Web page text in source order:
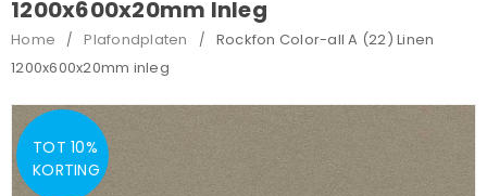
1200x600x20mm Inleg
Home / Plafondplaten /
Rockfon Color-all A (22) Linen
1200x600x20mm inleg
TOT 10%
KORTING